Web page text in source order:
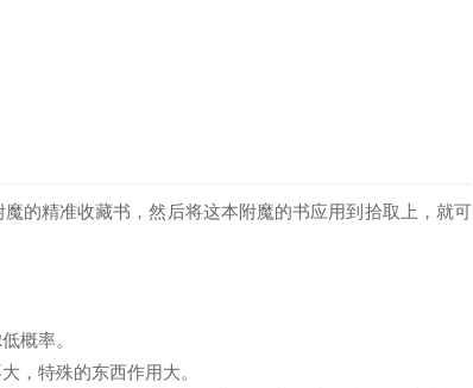
的精准收藏书，然后将这本附魔的书应用到拾取上，就可
概率。
，特殊的东西作用大。